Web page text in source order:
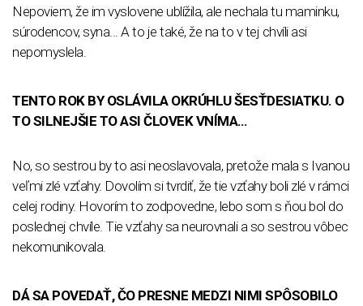
Nepoviem, že im vyslovene ublížila, ale nechala tu maminku,
súrodencov, syna... A to je také, že na to v tej chvíli asi
nepomyslela.
TENTO ROK BY OSLÁVILA OKRÚHLU ŠESŤDESIATKU. O
TO SILNEJŠIE TO ASI ČLOVEK VNÍMA…
No, so sestrou by to asi neoslavovala, pretože mala s Ivanou
veľmi zlé vzťahy. Dovolím si tvrdiť, že tie vzťahy boli zlé v rámci
celej rodiny. Hovorím to zodpovedne, lebo som s ňou bol do
poslednej chvíle. Tie vzťahy sa neurovnali a so sestrou vôbec
nekomunikovala.
DÁ SA POVEDAŤ, ČO PRESNE MEDZI NIMI SPÔSOBILO